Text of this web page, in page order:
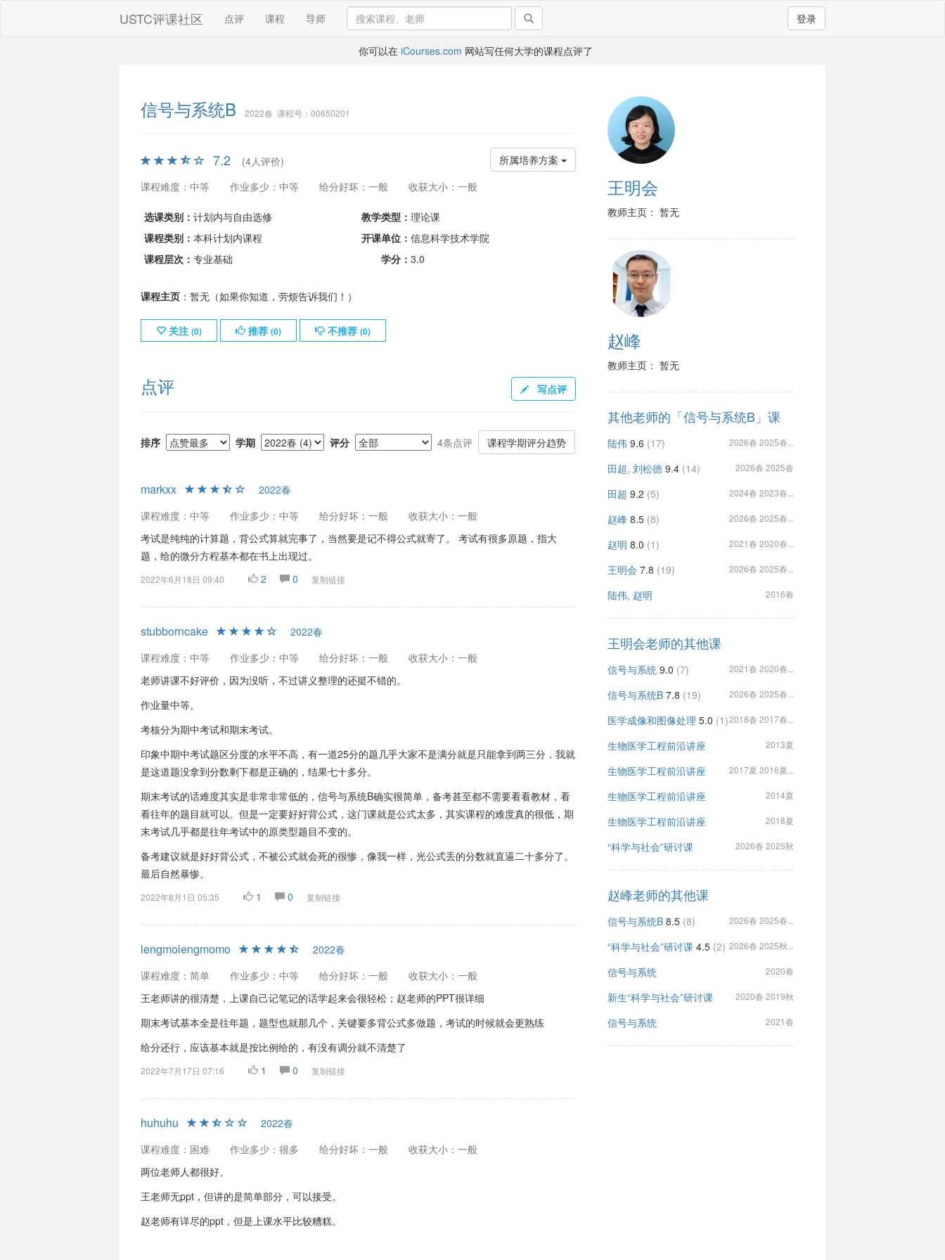
USTC评课社区 点评 课程 导师 登录
你可以在 iCourses.com 网站写任何大学的课程点评了
信号与系统B 2022春 课程号：00650201
所属培养方案
7.2
(4人评价)
课程难度：中等
作业多少：中等 给分好坏：一般 收获大小：一般
选课类别： 计划内与自由选修 教学类型： 理论课
课程类别： 本科计划内课程 开课单位： 信息科学技术学院
课程层次： 专业基础 学分： 3.0
课程主页：暂无（如果你知道，劳烦告诉我们！）
关注 (0) 推荐 (0) 不推荐 (0)
点评 写点评
排序 学期 评分 4条点评 课程学期评分趋势
markxx
2022春
课程难度：中等
作业多少：中等 给分好坏：一般
收获大小：一般
考试是纯纯的计算题，背公式算就完事了，当然要是记不得公式就寄了。 考试有很多原题，指大
题，给的微分方程基本都在书上出现过。
2022年6月18日 09:40 2 0 复制链接
stubborncake
2022春
课程难度：中等
作业多少：中等 给分好坏：一般
收获大小：一般
老师讲课不好评价，因为没听，不过讲义整理的还挺不错的。
作业量中等。
考核分为期中考试和期末考试。
印象中期中考试题区分度的水平不高，有一道25分的题几乎大家不是满分就是只能拿到两三分，我就
是这道题没拿到分数剩下都是正确的，结果七十多分。
期末考试的话难度其实是非常非常低的，信号与系统B确实很简单，备考甚至都不需要看看教材，看
看往年的题目就可以。但是一定要好好背公式，这门课就是公式太多，其实课程的难度真的很低，期
末考试几乎都是往年考试中的原类型题目不变的。
备考建议就是好好背公式，不被公式就会死的很惨，像我一样，光公式丢的分数就直逼二十多分了。
最后自然暴惨。
2022年8月1日 05:35 1 0 复制链接
lengmolengmomo
2022春
课程难度：简单
作业多少：中等 给分好坏：一般
收获大小：一般
王老师讲的很清楚，上课自己记笔记的话学起来会很轻松；赵老师的PPT很详细
期末考试基本全是往年题，题型也就那几个，关键要多背公式多做题，考试的时候就会更熟练
给分还行，应该基本就是按比例给的，有没有调分就不清楚了
2022年7月17日 07:16 1 0 复制链接
huhuhu
2022春
课程难度：困难
作业多少：很多 给分好坏：一般
收获大小：一般
两位老师人都很好。
王老师无ppt，但讲的是简单部分，可以接受。
赵老师有详尽的ppt，但是上课水平比较糟糕。
王明会
教师主页： 暂无
赵峰
教师主页： 暂无
其他老师的「信号与系统B」课
陆伟 9.6 (17) 2026春 2025春...
田超, 刘松德 9.4 (14) 2026春 2025春
田超 9.2 (5) 2024春 2023春...
赵峰 8.5 (8) 2026春 2025春...
赵明 8.0 (1) 2021春 2020春...
王明会 7.8 (19) 2026春 2025春...
陆伟, 赵明 2016春
王明会老师的其他课
信号与系统 9.0 (7) 2021春 2020春...
信号与系统B 7.8 (19) 2026春 2025春...
医学成像和图像处理 5.0 (1)2018春 2017春...
生物医学工程前沿讲座 2013夏
生物医学工程前沿讲座 2017夏 2016夏...
生物医学工程前沿讲座 2014夏
生物医学工程前沿讲座 2018夏
“科学与社会”研讨课 2026春 2025秋
赵峰老师的其他课
信号与系统B 8.5 (8) 2026春 2025春...
“科学与社会”研讨课 4.5 (2) 2026春 2025秋...
信号与系统 2020春
新生“科学与社会”研讨课 2020春 2019秋
信号与系统 2021春